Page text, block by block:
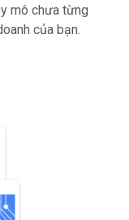
mô chưa từng
của bạn.